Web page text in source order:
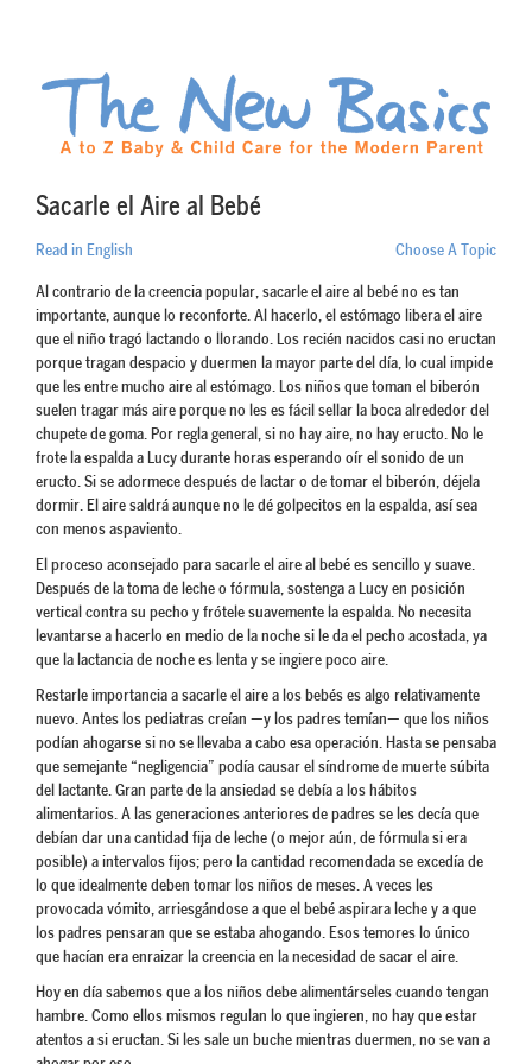
Sacarle el Aire al Bebé
Read in English Choose A Topic
Al contrario de la creencia popular, sacarle el aire al bebé no es tan
importante, aunque lo reconforte. Al hacerlo, el estómago libera el aire
que el niño tragó lactando o llorando. Los recién nacidos casi no eructan
porque tragan despacio y duermen la mayor parte del día, lo cual impide
que les entre mucho aire al estómago. Los niños que toman el biberón
suelen tragar más aire porque no les es fácil sellar la boca alrededor del
chupete de goma. Por regla general, si no hay aire, no hay eructo. No le
frote la espalda a Lucy durante horas esperando oír el sonido de un
eructo. Si se adormece después de lactar o de tomar el biberón, déjela
dormir. El aire saldrá aunque no le dé golpecitos en la espalda, así sea
con menos aspaviento.
El proceso aconsejado para sacarle el aire al bebé es sencillo y suave.
Después de la toma de leche o fórmula, sostenga a Lucy en posición
vertical contra su pecho y frótele suavemente la espalda. No necesita
levantarse a hacerlo en medio de la noche si le da el pecho acostada, ya
que la lactancia de noche es lenta y se ingiere poco aire.
Restarle importancia a sacarle el aire a los bebés es algo relativamente
nuevo. Antes los pediatras creían —y los padres temían— que los niños
podían ahogarse si no se llevaba a cabo esa operación. Hasta se pensaba
que semejante “negligencia” podía causar el síndrome de muerte súbita
del lactante. Gran parte de la ansiedad se debía a los hábitos
alimentarios. A las generaciones anteriores de padres se les decía que
debían dar una cantidad fija de leche (o mejor aún, de fórmula si era
posible) a intervalos fijos; pero la cantidad recomendada se excedía de
lo que idealmente deben tomar los niños de meses. A veces les
provocada vómito, arriesgándose a que el bebé aspirara leche y a que
los padres pensaran que se estaba ahogando. Esos temores lo único
que hacían era enraizar la creencia en la necesidad de sacar el aire.
Hoy en día sabemos que a los niños debe alimentárseles cuando tengan
hambre. Como ellos mismos regulan lo que ingieren, no hay que estar
atentos a si eructan. Si les sale un buche mientras duermen, no se van a